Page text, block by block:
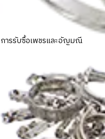
การรับซื้อเพชรและอัญมณี